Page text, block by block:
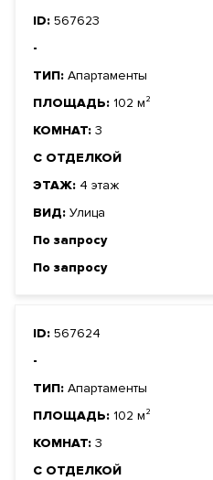
ID: 567623
-
ТИП: Апартаменты
ПЛОЩАДЬ: 102 м²
КОМНАТ: 3
С ОТДЕЛКОЙ
ЭТАЖ: 4 этаж
ВИД: Улица
По запросу
По запросу
ID: 567624
-
ТИП: Апартаменты
ПЛОЩАДЬ: 102 м²
КОМНАТ: 3
С ОТДЕЛКОЙ